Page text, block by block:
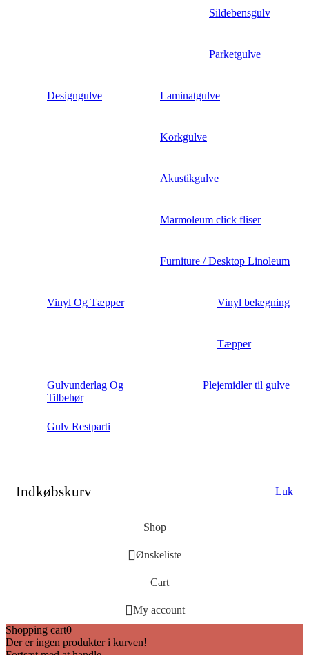
Sildebensgulv
Parketgulve
Designgulve Laminatgulve
Korkgulve
Akustikgulve
Marmoleum click fliser
Furniture / Desktop Linoleum
Vinyl Og Tæpper Vinyl belægning
Tæpper
Gulvunderlag Og
Tilbehør
Plejemidler til gulve
Gulv Restparti
Indkøbskurv Luk
Shop
Ønskeliste
Cart
My account
Shopping cart0
Der er ingen produkter i kurven!